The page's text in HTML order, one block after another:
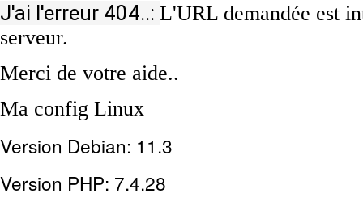
J'ai l'erreur 404..: L'URL demandée est
serveur.
Merci de votre aide..
Ma config Linux
Version Debian: 11.3
Version PHP: 7.4.28